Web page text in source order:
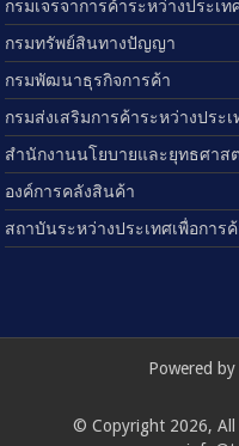
กรมเจรจาการค้าระหว่างประเท
กรมทรัพย์สินทางปัญญา
กรมพัฒนาธุรกิจการค้า
กรมส่งเสริมการค้าระหว่างประเ
สำนักงานนโยบายและยุทธศาส
องค์การคลังสินค้า
สถาบันระหว่างประเทศเพื่อกา
Powered
© Copyright 2026,